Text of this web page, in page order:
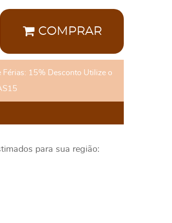
COMPRAR
Férias: 15% Desconto Utilize o
para sua região: